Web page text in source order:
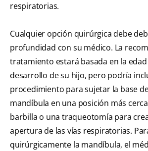
respiratorias.
Cualquier opción quirúrgica debe
profundidad con su médico. La
tratamiento estará basada en la
desarrollo de su hijo, pero podría
procedimiento para sujetar la base
mandíbula en una posición más
barbilla o una traqueotomía para
apertura de las vías respiratorias.
quirúrgicamente la mandíbula, el